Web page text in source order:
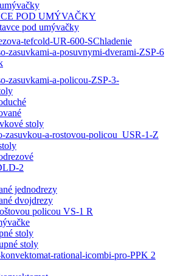
POD UMÝVAČKY
pod umývačky
Chladenie
stoly
jednodrezy
dvojdrezy
stoly
stoly